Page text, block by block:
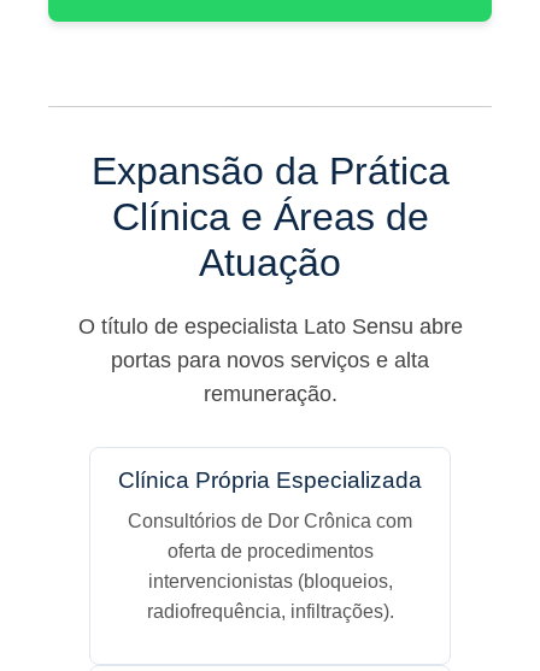
Expansão da Prática
Clínica e Áreas de
Atuação
O título de especialista Lato Sensu abre
portas para novos serviços e alta
remuneração.
Clínica Própria Especializada
Consultórios de Dor Crônica com
oferta de procedimentos
intervencionistas (bloqueios,
radiofrequência, infiltrações).